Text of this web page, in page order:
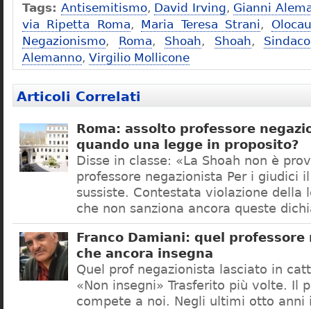
Tags: Antisemitismo, David Irving, Gianni
via Ripetta Roma, Maria Teresa Strani,
Negazionismo, Roma, Shoah, Shoah,
Alemanno, Virgilio Mollicone
Articoli Correlati
Roma: assolto professore
quando una legge in proposito?
Disse in classe: «La Shoah non è
professore negazionista Per i giudici
sussiste. Contestata violazione della
che non sanziona ancora queste
Franco Damiani: quel professore
che ancora insegna
Quel prof negazionista lasciato in
«Non insegni» Trasferito più volte. Il
compete a noi. Negli ultimi otto anni